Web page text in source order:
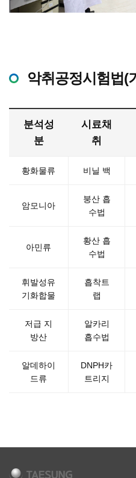
악취공정시험법(
분석성
분
시료채
취
황화물류 비닐 백
암모니아
붕산 흡
수법
아민류
황산 흡
수법
휘발성유
기화합물
흡착트
랩
저급 지
방산
알카리
흡수법
알데하이
드류
DNPH카
트리지